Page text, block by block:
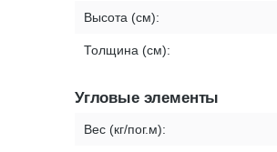
Высота (см):
Толщина (см):
Угловые элементы
Вес (кг/пог.м):